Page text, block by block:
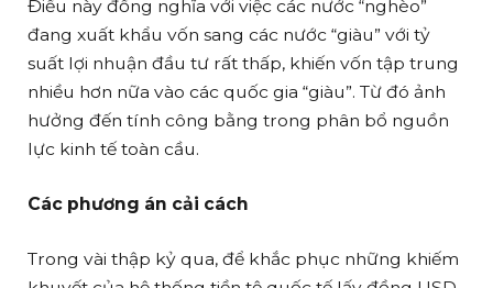
Điều này đồng nghĩa với việc các nước “nghèo”
đang xuất khẩu vốn sang các nước “giàu” với tỷ
suất lợi nhuận đầu tư rất thấp, khiến vốn tập trung
nhiều hơn nữa vào các quốc gia “giàu”. Từ đó ảnh
hưởng đến tính công bằng trong phân bổ nguồn
lực kinh tế toàn cầu.
Các phương án cải cách
Trong vài thập kỷ qua, để khắc phục những khiếm